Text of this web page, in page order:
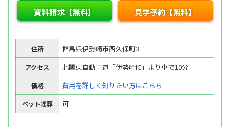
資料請求【無料】 見学予約【無料】
住所 群馬県伊勢崎市西久保町3
アクセス 北関東自動車道「伊勢崎IC」より車で10分
価格 費用を詳しく知りたい方はこちら
ペット埋葬 可